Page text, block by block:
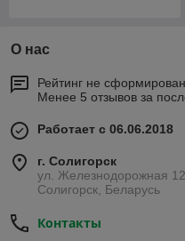
О нас
Рейтинг не сформирован
Менее 5 отзывов за
Работает с 06.06.2018
г. Солигорск
ул. Железнодорожная
Солигорск, Беларусь
Контакты